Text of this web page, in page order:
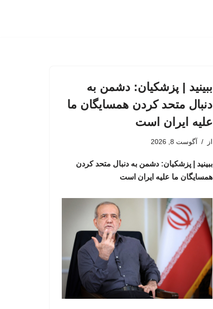
ببینید | پزشکیان: دشمن به
دنبال متحد کردن همسایگان ما
علیه ایران است
از آگوست 8, 2026
ببینید | پزشکیان: دشمن به دنبال متحد کردن
همسایگان ما علیه ایران است